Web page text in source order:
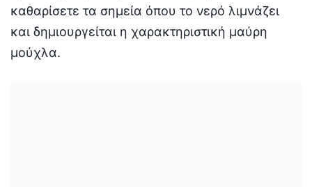
καθαρίσετε τα σημεία όπου το νερό λιμνάζει
και δημιουργείται η χαρακτηριστική μαύρη
μούχλα.